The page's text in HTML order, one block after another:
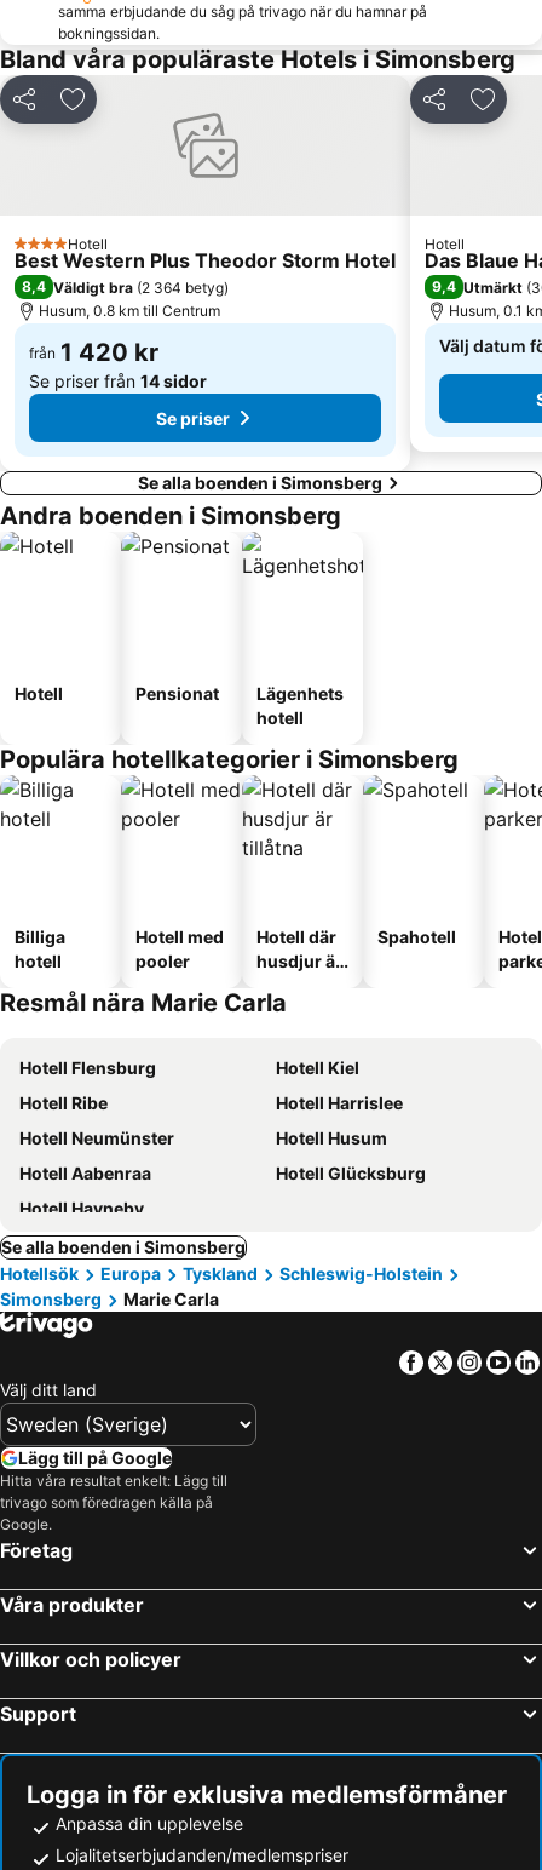
samma erbjudande du såg på trivago när du hamnar på
bokningssidan.
Bland våra populäraste Hotels i Simonsberg
Dela Lägg till i Mina Favoriter
4 Stjärnor
Hotell
Best Western Plus Theodor Storm Hotel
8,4 Väldigt bra (2 364 betyg)
Husum, 0.8 km till Centrum
från 1 420 kr
Se priser från 14 sidor
Se priser
Dela Lägg
Hotell
Das Blaue
9,4 Utmärkt (
Husum, 0.1
Välj datum
Se alla boenden i Simonsberg
Andra boenden i Simonsberg
Hotell Pensionat
Lägenhets
hotell
Populära hotellkategorier i Simonsberg
Billiga
hotell
Hotell med
pooler
Hotell där
husdjur är
Spahotell
Resmål nära Marie Carla
Hotell Flensburg
Hotell Kiel
Hotell Ribe
Hotell Harrislee
Hotell Neumünster
Hotell Husum
Hotell Aabenraa
Hotell Glücksburg
Hotell Havneby
Se alla boenden i Simonsberg
Hotellsök
Europa Tyskland
Schleswig-Holstein
Simonsberg
Marie Carla
Facebook
Twitter
Välj ditt land
Lägg till på Google
Hitta våra resultat enkelt: Lägg till
trivago som föredragen källa på
Google.
Företag
Våra produkter
Villkor och policyer
Support
Logga in för exklusiva medlemsförmåner
Anpassa din upplevelse
Lojalitetserbjudanden/medlemspriser